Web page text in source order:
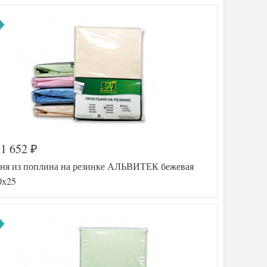
546-619
AL460704
200х200
1 652 ₽
из поплина на резинке АЛЬВИТЕК бежевая